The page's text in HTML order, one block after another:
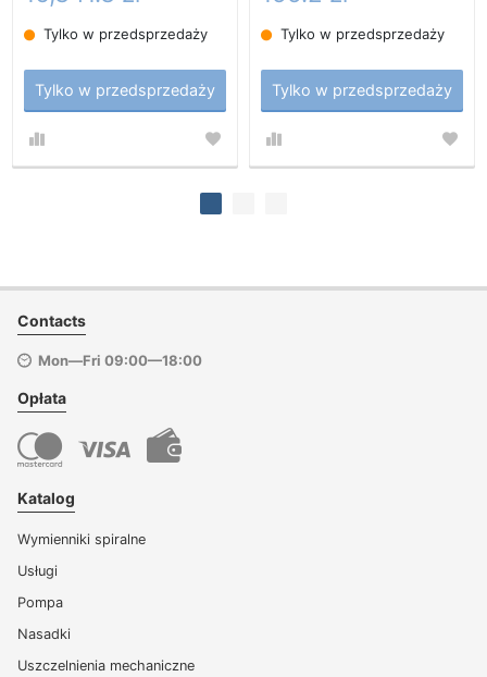
Tylko w przedsprzedaży
Tylko w przedsprzedaży
Tylko w przedsprzedaży
Tylko w przedsprzedaży
Contacts
Mon—Fri 09:00—18:00
Opłata
Katalog
Wymienniki spiralne
Usługi
Pompa
Nasadki
Uszczelnienia mechaniczne